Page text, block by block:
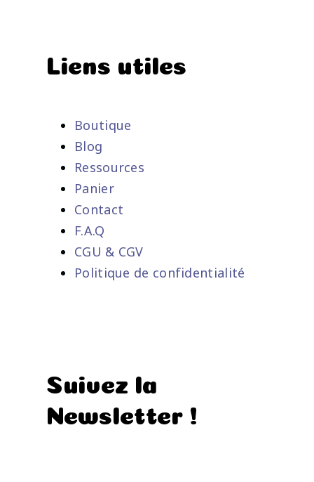
Liens utiles
Boutique
Blog
Ressources
Panier
Contact
F.A.Q
CGU & CGV
Politique de confidentialité
Suivez la
Newsletter !